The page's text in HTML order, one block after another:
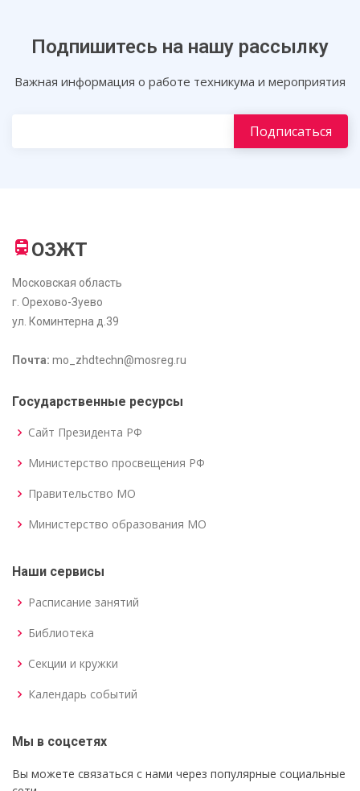
Подпишитесь на нашу рассылку
Важная информация о работе техникума и мероприятия
ОЗЖТ
Московская область
г. Орехово-Зуево
ул. Коминтерна д.39
Почта: mo_zhdtechn@mosreg.ru
Государственные ресурсы
Сайт Президента РФ
Министерство просвещения РФ
Правительство МО
Министерство образования МО
Наши сервисы
Расписание занятий
Библиотека
Секции и кружки
Календарь событий
Мы в соцсетях
Вы можете связаться с нами через популярные социальные